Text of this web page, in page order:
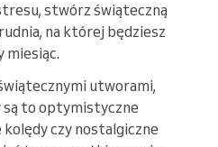
stwórz świąteczną
na której będziesz
miesiąc.
utworami,
są to optymistyczne
czy nostalgiczne